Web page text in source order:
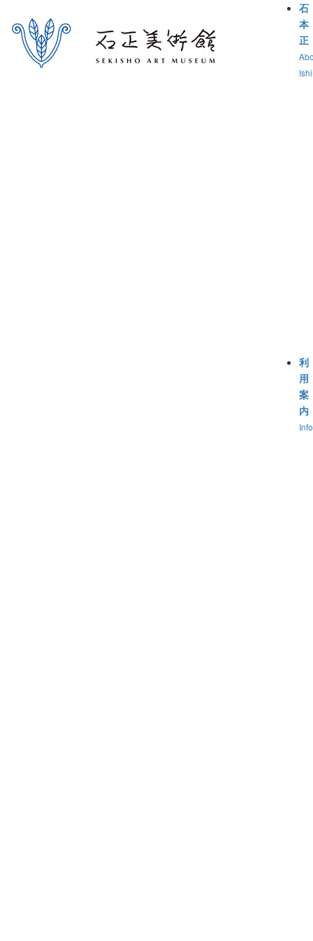
石
本
正
利
用
案
内